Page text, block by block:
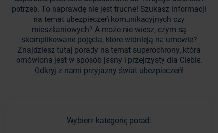
potrzeb. To naprawdę nie jest trudne! Szukasz informacji
na temat ubezpieczeń komunikacyjnych czy
mieszkaniowych? A może nie wiesz, czym są
skomplikowane pojęcia, które widnieją na umowie?
Znajdziesz tutaj porady na temat superochrony, która
omówiona jest w sposób jasny i przejrzysty dla Ciebie.
Odkryj z nami przyjazny świat ubezpieczeń!
Wybierz kategorię porad: